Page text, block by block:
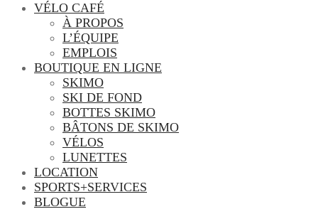
VÉLO CAFÉ
À PROPOS
L’ÉQUIPE
EMPLOIS
BOUTIQUE EN LIGNE
SKIMO
SKI DE FOND
BOTTES SKIMO
BÂTONS DE SKIMO
VÉLOS
LUNETTES
LOCATION
SPORTS+SERVICES
BLOGUE